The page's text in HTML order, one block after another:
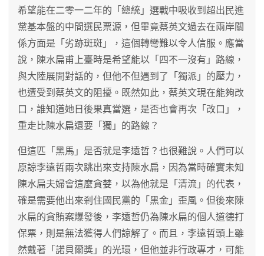
希望能在二零一二年的「總統」選戰中吸收到超出民進
黨基本盤的中間選民票源，但畢竟蔡英文過去在兩岸關
係方面是「劣跡斑斑」，這個轉彎難以令人信服。應當
說，陳水扁甫上臺時是希望能以「四不一沒有」路線，
與大陸展開對話的，但他不但遇到了「獨派」的壓力，
也遭受到蔡英文的阻擾。既然如此，蔡英文現在能夠改
口，誰知道她日後果真當選，是否也會再次「改口」，
重走比陳水扁還要「獨」的路線？
但這匹「黑馬」是否就是李遠哲？也很難說。人們可以
原諒李遠哲兩次跳出來支持陳水扁，因為當時確實未知
陳水扁夫婦會這麼貪婪，以為他就是「清流」的代表，
確是需要他出來剎住國民黨的「黑金」歪風。但後來陳
水扁的貪賄案爆發後，李遠哲仍為陳水扁的個人道德打
保票，則是無法獲得人們諒解了。而且，李遠哲頭上雖
然戴著「諾貝爾獎」的光環，但他並非行政專才，可能